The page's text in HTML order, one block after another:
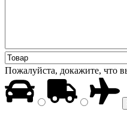
Пожалуйста, докажите, что